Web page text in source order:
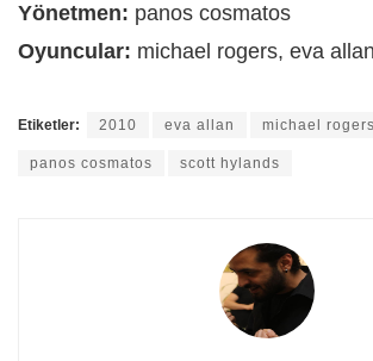
Yönetmen: panos cosmatos
Oyuncular: michael rogers, eva
Etiketler: 2010 eva allan michael rogers
panos cosmatos scott hylands